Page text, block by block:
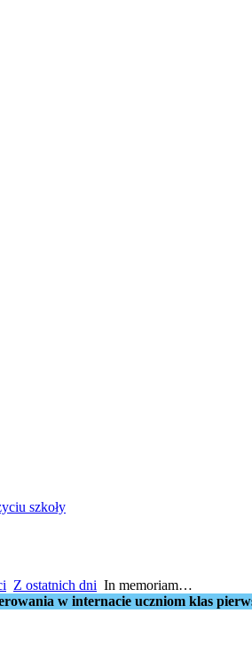
szkoły
Z ostatnich dni In memoriam…
w internacie uczniom klas